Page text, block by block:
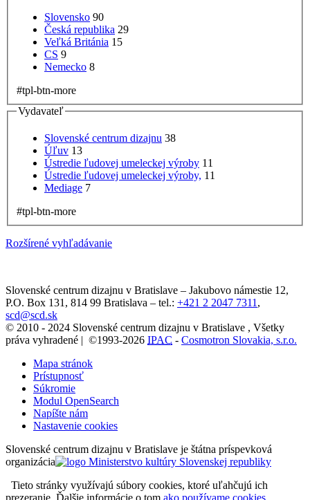
Slovensko 90
Česká republika 29
Veľká Británia 15
CS 9
Nemecko 8
#tpl-btn-more
Vydavateľ
Slovenské centrum dizajnu 38
Úľuv 13
Ústredie ľudovej umeleckej výroby 11
Ústredie ľudovej umeleckej výroby, 11
Mediage 7
#tpl-btn-more
Rozšírené vyhľadávanie
Slovenské centrum dizajnu v Bratislave – Jakubovo námestie 12,
P.O. Box 131, 814 99 Bratislava – tel.: +421 2 2047 7311 ,
scd@scd.sk
© 2010 - 2024 Slovenské centrum dizajnu v Bratislave , Všetky
práva vyhradené | ©1993-2026 IPAC - Cosmotron Slovakia, s.r.o.
Mapa stránok
Prístupnosť
Súkromie
Modul OpenSearch
Napíšte nám
Nastavenie cookies
Slovenské centrum dizajnu v Bratislave je štátna príspevková
organizácia
Tieto stránky využívajú súbory cookies, ktoré uľahčujú ich